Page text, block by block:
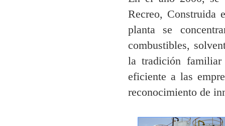
Recreo, Construida
planta se
combustibles,
la tradición
eficiente a las
reconocimiento de